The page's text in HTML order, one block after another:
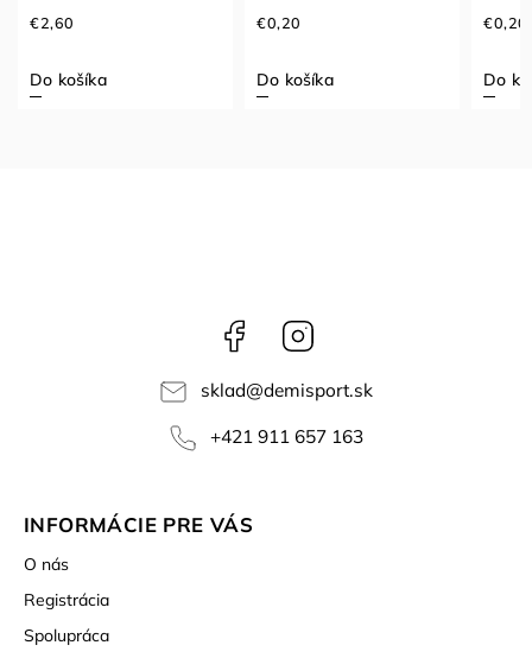
€2,60
Do košíka
€0,20
Do košíka
€0,20
Do
Facebook
sklad@demisport.sk
+421 911 657 163
INFORMÁCIE PRE VÁS
O nás
Registrácia
Spolupráca